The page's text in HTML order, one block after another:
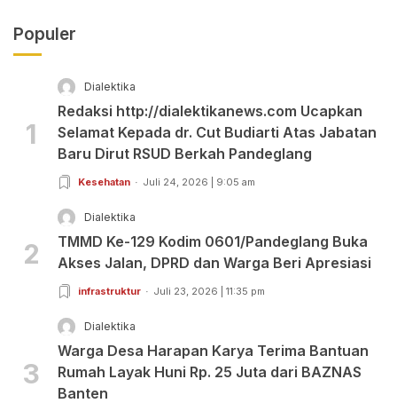
Populer
1
Dialektika
Redaksi http://dialektikanews.com Ucapkan
Selamat Kepada dr. Cut Budiarti Atas Jabatan
Baru Dirut RSUD Berkah Pandeglang
Kesehatan Juli 24, 2026 | 9:05 am
2
Dialektika
TMMD Ke-129 Kodim 0601/Pandeglang Buka
Akses Jalan, DPRD dan Warga Beri Apresiasi
infrastruktur Juli 23, 2026 | 11:35 pm
3
Dialektika
Warga Desa Harapan Karya Terima Bantuan
Rumah Layak Huni Rp. 25 Juta dari BAZNAS
Banten